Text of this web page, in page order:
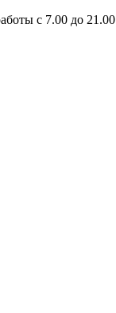
с 7.00 до 21.00